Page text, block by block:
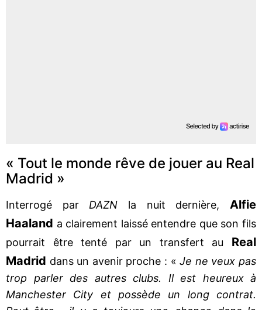
« Tout le monde rêve de jouer au Real
Madrid »
Interrogé par DAZN la nuit dernière, Alfie
Haaland a clairement laissé entendre que son fils
pourrait être tenté par un transfert au Real
Madrid dans un avenir proche : «Je ne veux pas
trop parler des autres clubs. Il est heureux à
Manchester City et possède un long contrat.